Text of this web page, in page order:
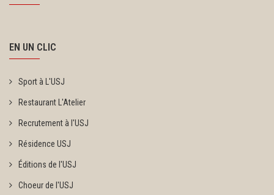
EN UN CLIC
Sport à L'USJ
Restaurant L'Atelier
Recrutement à l'USJ
Résidence USJ
Éditions de l'USJ
Choeur de l'USJ